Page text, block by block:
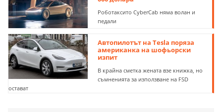
Роботаксито CyberCab няма волан и
педали
Автопилотът на Tesla поряза
американка на шофьорски
изпит
В крайна сметка жената взе книжка, но
съмненията за използване на FSD
остават